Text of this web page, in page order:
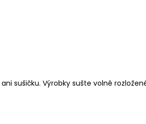
sušičku. Výrobky sušte volně